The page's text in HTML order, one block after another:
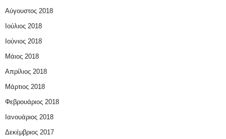
Αύγουστος 2018
Ιούλιος 2018
Ιούνιος 2018
Μάιος 2018
Απρίλιος 2018
Μάρτιος 2018
Φεβρουάριος 2018
Ιανουάριος 2018
Δεκέμβριος 2017